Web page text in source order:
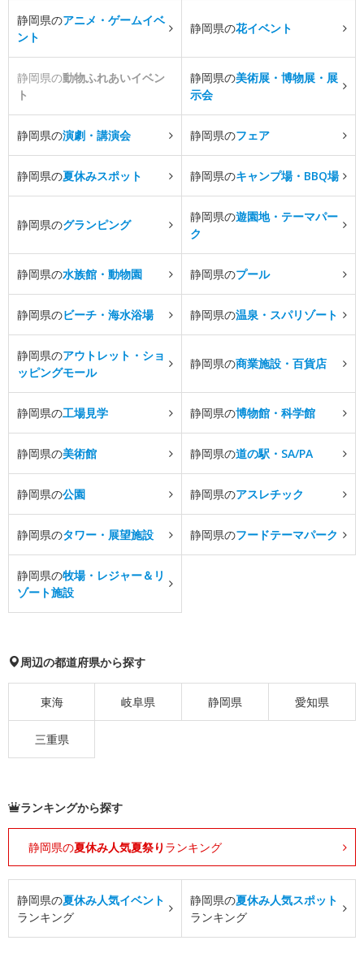
静岡県のアニメ・ゲームイベ
ント
静岡県の花イベント
静岡県の動物ふれあいイベン
ト
静岡県の美術展・博物展・展
示会
静岡県の演劇・講演会 静岡県のフェア
静岡県の夏休みスポット 静岡県のキャンプ場・BBQ場
静岡県のグランピング
静岡県の遊園地・テーマパー
ク
静岡県の水族館・動物園 静岡県のプール
静岡県のビーチ・海水浴場 静岡県の温泉・スパリゾート
静岡県のアウトレット・ショ
ッピングモール
静岡県の商業施設・百貨店
静岡県の工場見学 静岡県の博物館・科学館
静岡県の美術館 静岡県の道の駅・SA/PA
静岡県の公園 静岡県のアスレチック
静岡県のタワー・展望施設 静岡県のフードテーマパーク
静岡県の牧場・レジャー＆リ
ゾート施設
周辺の都道府県から探す
東海 岐阜県 静岡県 愛知県
三重県
ランキングから探す
静岡県の夏休み人気夏祭り ランキング
静岡県の夏休み人気イベント
ランキング
静岡県の夏休み人気スポット
ランキング